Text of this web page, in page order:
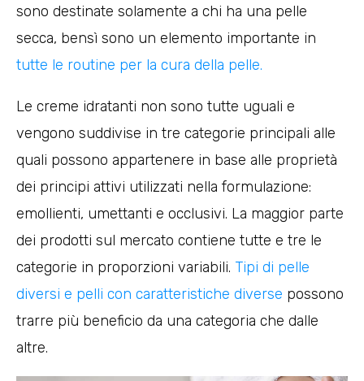
sono destinate solamente a chi ha una pelle
secca, bensì sono un elemento importante in
tutte le routine per la cura della pelle.
Le creme idratanti non sono tutte uguali e
vengono suddivise in tre categorie principali alle
quali possono appartenere in base alle proprietà
dei principi attivi utilizzati nella formulazione:
emollienti, umettanti e occlusivi. La maggior parte
dei prodotti sul mercato contiene tutte e tre le
categorie in proporzioni variabili. Tipi di pelle
diversi e pelli con caratteristiche diverse possono
trarre più beneficio da una categoria che dalle
altre.